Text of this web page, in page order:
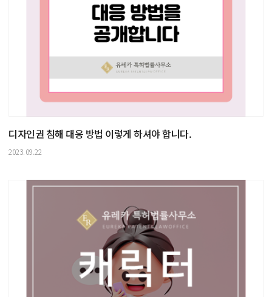
디자인권 침해 대응 방법 이렇게 하셔야 합니다.
2023.09.22